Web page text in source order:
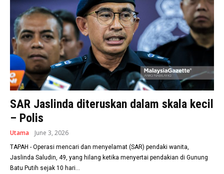
SAR Jaslinda diteruskan dalam skala kecil
– Polis
Utama June 3, 2026
TAPAH - Operasi mencari dan menyelamat (SAR) pendaki wanita,
Jaslinda Saludin, 49, yang hilang ketika menyertai pendakian di Gunung
Batu Putih sejak 10 hari...